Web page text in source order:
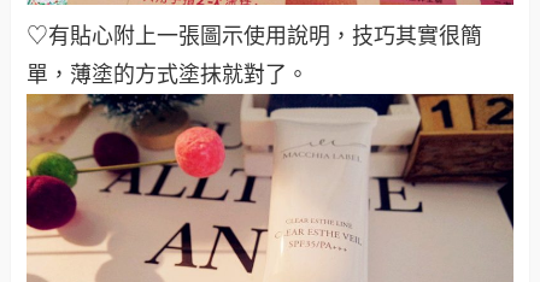
♡有貼心附上一張圖示使用說明，技巧其實很簡
單，薄塗的方式塗抹就對了。